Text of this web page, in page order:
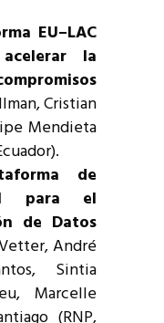
EU–LAC
la
Cristian
Mendieta
de
para el
de Datos
André
Sintia
Marcelle
(RNP,